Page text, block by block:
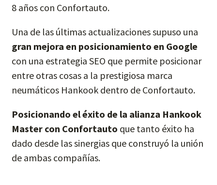
8 años con Confortauto.
Una de las últimas actualizaciones supuso una
gran mejora en posicionamiento en Google
con una estrategia SEO que permite posicionar
entre otras cosas a la prestigiosa marca
neumáticos Hankook dentro de Confortauto.
Posicionando el éxito de la alianza Hankook
Master con Confortauto que tanto éxito ha
dado desde las sinergias que construyó la unión
de ambas compañías.